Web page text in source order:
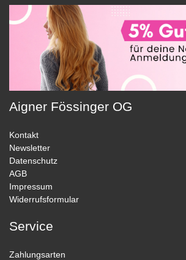
Aigner Fössinger OG
Kontakt
Newsletter
Datenschutz
AGB
Impressum
Widerrufsformular
Service
Zahlungsarten